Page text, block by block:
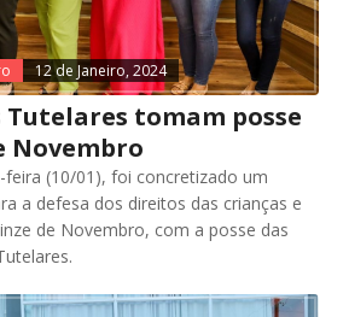
12 de Janeiro, 2024
Tutelares tomam posse
Novembro
(10/01), foi concretizado um
a defesa dos direitos das crianças e
de Novembro, com a posse das